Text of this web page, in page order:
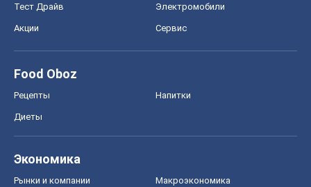
Тест Драйв Электромобили
Акции Сервис
Food Oboz
Рецепты Напитки
Диеты
Экономика
Рынки и компании Mакроэкономика